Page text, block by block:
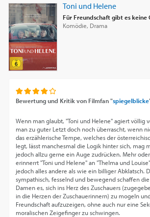
Toni und Helene
Für Freundschaft gibt es keine
Komödie, Drama
Bewertung und Kritik von Filmfan "spiegelblicke
Wenn man glaubt, "Toni und Helene" agiert völlig
man zu guter Letzt doch noch überrascht, wenn
das erzählerische Tempe, welches der
legt, lässt manchesmal die Logik hinter sich, mag
jedoch allzu gerne ein Auge zudrücken. Mehr
erinnerrt "Toni und Helene" an "Thelma und
jedoch alles andere als wie ein billiger Abklatsch.
sympathisch, fesselnd und bewegend schaffen
Damen es, sich ins Herz des Zuschauers
in die Herzen der Zuschauerinnern) zu mogeln
Freundschaft aufzuzeigen, ohne auch nur eine
moralischen Zeigefinger zu schwingen.